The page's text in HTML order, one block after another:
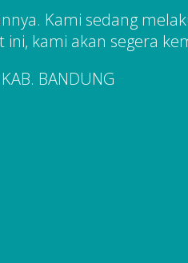
Kami sedang
kami akan segera
BANDUNG